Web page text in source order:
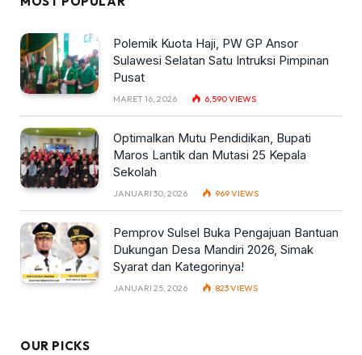
Polemik Kuota Haji, PW GP Ansor
Sulawesi Selatan Satu Intruksi Pimpinan
Pusat
MARET 16, 2026 6,590VIEWS
Optimalkan Mutu Pendidikan, Bupati
Maros Lantik dan Mutasi 25 Kepala
Sekolah
JANUARI 30, 2026 969VIEWS
Pemprov Sulsel Buka Pengajuan Bantuan
Dukungan Desa Mandiri 2026, Simak
Syarat dan Kategorinya!
JANUARI 25, 2026 823VIEWS
OUR PICKS